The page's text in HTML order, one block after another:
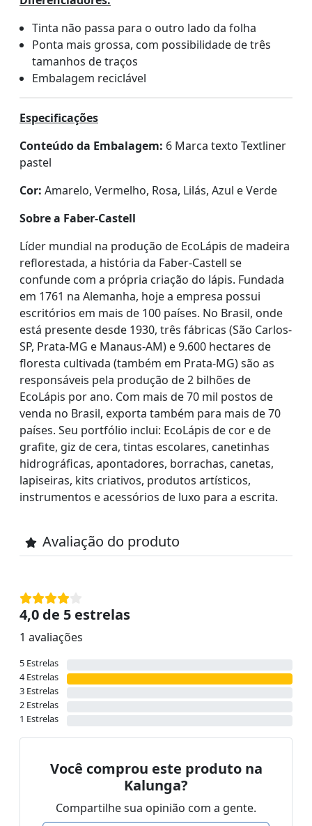
Tinta não passa para o outro lado da folha
Ponta mais grossa, com possibilidade de três
tamanhos de traços
Embalagem reciclável
Especificações
Conteúdo da Embalagem: 6 Marca texto Textliner
pastel
Cor: Amarelo, Vermelho, Rosa, Lilás, Azul e Verde
Sobre a Faber-Castell
Líder mundial na produção de EcoLápis de madeira
reflorestada, a história da Faber-Castell se
confunde com a própria criação do lápis. Fundada
em 1761 na Alemanha, hoje a empresa possui
escritórios em mais de 100 países. No Brasil, onde
está presente desde 1930, três fábricas (São Carlos-
SP, Prata-MG e Manaus-AM) e 9.600 hectares de
floresta cultivada (também em Prata-MG) são as
responsáveis pela produção de 2 bilhões de
EcoLápis por ano. Com mais de 70 mil postos de
venda no Brasil, exporta também para mais de 70
países. Seu portfólio inclui: EcoLápis de cor e de
grafite, giz de cera, tintas escolares, canetinhas
hidrográficas, apontadores, borrachas, canetas,
lapiseiras, kits criativos, produtos artísticos,
instrumentos e acessórios de luxo para a escrita.
Avaliação do produto
4,0 de 5 estrelas
1 avaliações
5 Estrelas
4 Estrelas
3 Estrelas
2 Estrelas
1 Estrelas
Você comprou este produto na
Kalunga?
Compartilhe sua opinião com a gente.